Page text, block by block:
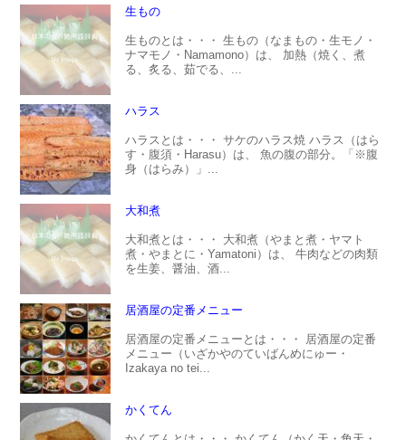
生もの
生ものとは・・・ 生もの（なまもの・生モノ・
ナマモノ・Namamono）は、 加熱（焼く、煮
る、炙る、茹でる、...
ハラス
ハラスとは・・・ サケのハラス焼 ハラス（はら
す・腹須・Harasu）は、 魚の腹の部分。「※腹
身（はらみ）」...
大和煮
大和煮とは・・・ 大和煮（やまと煮・ヤマト
煮・やまとに・Yamatoni）は、 牛肉などの肉類
を生姜、醤油、酒...
居酒屋の定番メニュー
居酒屋の定番メニューとは・・・ 居酒屋の定番
メニュー（いざかやのていばんめにゅー・
Izakaya no tei...
かくてん